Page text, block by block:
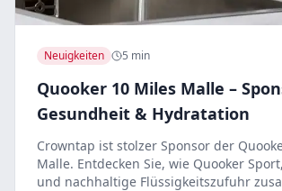
Neuigkeiten 5 min
Quooker 10 Miles Malle –
Gesundheit & Hydratation
Crowntap ist stolzer Sponsor der
Malle. Entdecken Sie, wie Quooker
und nachhaltige Flüssigkeitszufuhr